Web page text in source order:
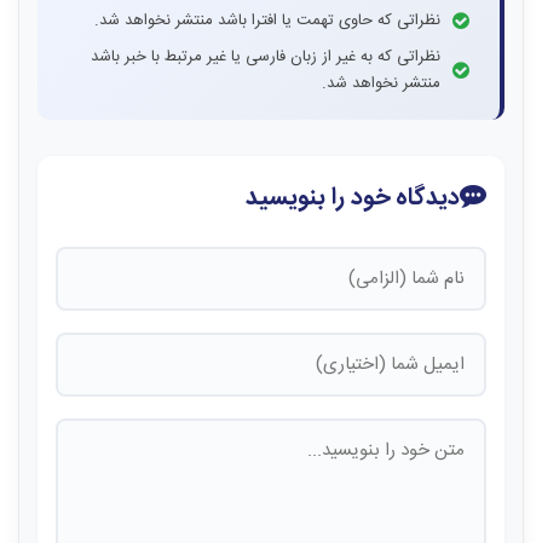
نظراتی که حاوی تهمت یا افترا باشد منتشر نخواهد شد.
نظراتی که به غیر از زبان فارسی یا غیر مرتبط با خبر باشد
منتشر نخواهد شد.
دیدگاه خود را بنویسید